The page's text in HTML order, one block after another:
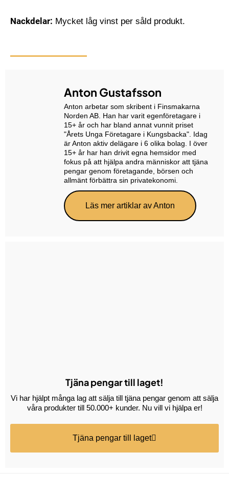
Nackdelar: Mycket låg vinst per såld produkt.
Anton Gustafsson
Anton arbetar som skribent i Finsmakarna
Norden AB. Han har varit egenföretagare i
15+ år och har bland annat vunnit priset
"Årets Unga Företagare i Kungsbacka". Idag
är Anton aktiv delägare i 6 olika bolag. I över
15+ år har han drivit egna hemsidor med
fokus på att hjälpa andra människor att tjäna
pengar genom företagande, börsen och
allmänt förbättra sin privatekonomi.
Läs mer artiklar av Anton
Tjäna pengar till laget!
Vi har hjälpt många lag att sälja till tjäna pengar genom att sälja
våra produkter till 50.000+ kunder. Nu vill vi hjälpa er!
Tjäna pengar till laget